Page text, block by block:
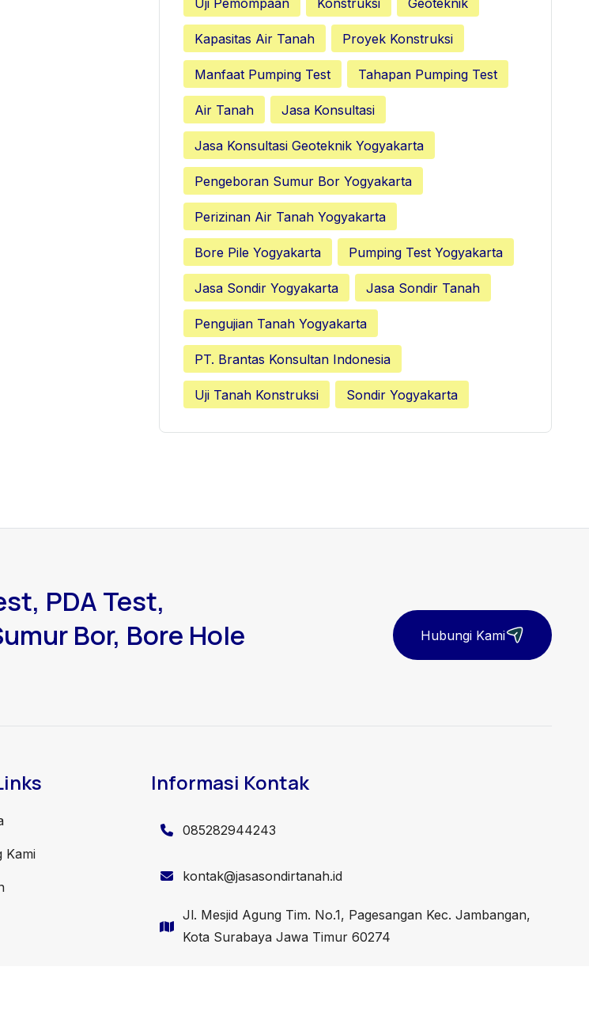
Kapasitas Air Tanah Proyek Konstruksi
Manfaat Pumping Test Tahapan Pumping Test
Air Tanah Jasa Konsultasi
Jasa Konsultasi Geoteknik Yogyakarta
Pengeboran Sumur Bor Yogyakarta
Perizinan Air Tanah Yogyakarta
Bore Pile Yogyakarta Pumping Test Yogyakarta
Jasa Sondir Yogyakarta Jasa Sondir Tanah
Pengujian Tanah Yogyakarta
PT. Brantas Konsultan Indonesia
Uji Tanah Konstruksi Sondir Yogyakarta
PDA Test,
Bor, Bore Hole
Hubungi Kami
Kami
Informasi Kontak
085282944243
kontak@jasasondirtanah.id
Jl. Mesjid Agung Tim. No.1, Pagesangan Kec. Jambangan,
Kota Surabaya Jawa Timur 60274